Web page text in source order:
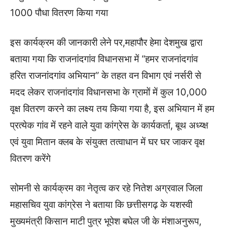
1000 पौधा वितरण किया गया
इस कार्यक्रम की जानकारी लेने पर,महापौर हेमा देशमुख द्वारा
बताया गया कि राजनांदगांव विधानसभा में “हमर राजनांदगांव
हरित राजनांदगांव अभियान” के तहत वन विभाग एवं नर्सरी से
मदद लेकर राजनांदगांव विधानसभा के ग्रामों में कुल 10,000
वृक्ष वितरण करने का लक्ष्य तय किया गया है, इस अभियान में हम
प्रत्येक गांव में रहने वाले युवा कांग्रेस के कार्यकर्ता, बूथ अध्य्क्ष
एवं युवा मितान क्लब के संयुक्त तत्वाधान में घर घर जाकर वृक्ष
वितरण करेंगे
सोमनी से कार्यक्रम का नेतृत्व कर रहे नितेश अग्रवाल जिला
महासचिव युवा कांग्रेस ने बताया कि छत्तीसगढ़ के यशस्वी
मुख्यमंत्री किसान माटी पुत्र भूपेश बघेल जी के मंशाअनुरूप,